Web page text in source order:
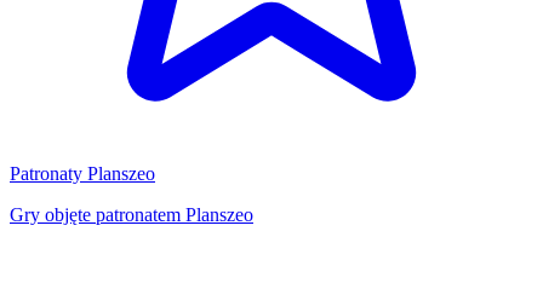
Patronaty Planszeo
Gry objęte patronatem Planszeo